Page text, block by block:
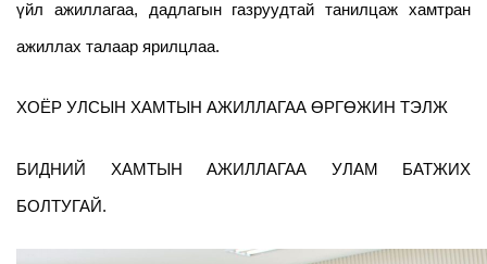
үйл ажиллагаа, дадлагын газруудтай танилцаж хамтран
ажиллах талаар ярилцлаа.
ХОЁР УЛСЫН ХАМТЫН АЖИЛЛАГАА ӨРГӨЖИН ТЭЛЖ
БИДНИЙ ХАМТЫН АЖИЛЛАГАА УЛАМ БАТЖИХ
БОЛТУГАЙ.